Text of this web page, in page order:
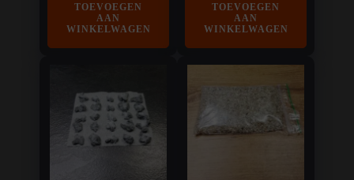
TOEVOEGEN
AAN
WINKELWAGEN
TOEVOEGEN
AAN
WINKELWAGEN